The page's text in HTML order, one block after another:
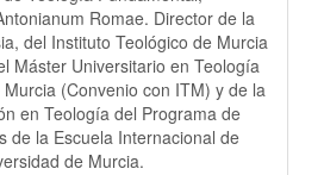
Romae. Director de la
del Instituto Teológico de Murcia
Máster Universitario en Teología
(Convenio con ITM) y de la
en Teología del Programa de
de la Escuela Internacional de
de Murcia.